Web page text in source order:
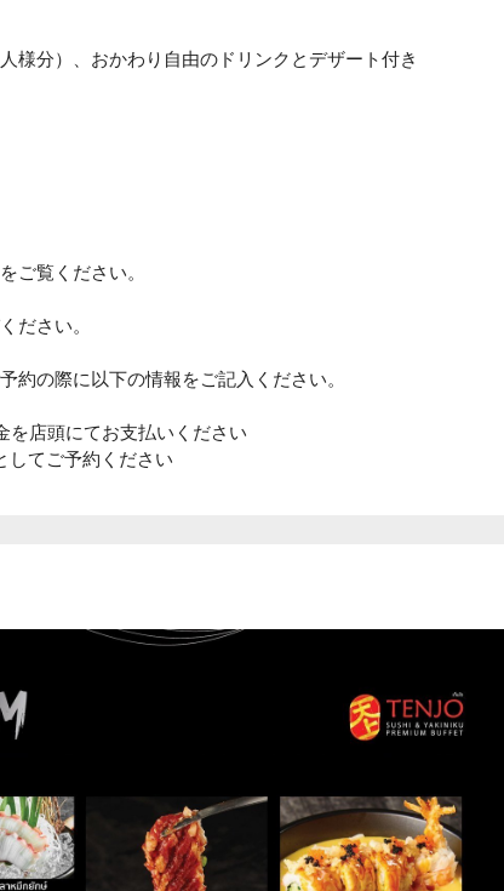
様分）、おかわり自由のドリンクとデザート付き
ご覧ください。
ださい。
約の際に以下の情報をご記入ください。
を店頭にてお支払いください
してご予約ください